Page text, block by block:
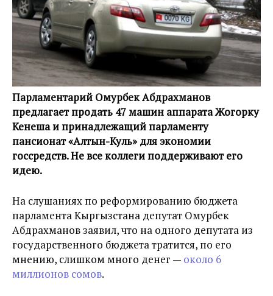
Парламентарий Омурбек Абдрахманов
предлагает продать 47 машин аппарата Жогорку
Кенеша и принадлежащий парламенту
пансионат «Алтын-Куль» для экономии
госсредств. Не все коллеги поддерживают его
идею.
На слушаниях по реформированию бюджета
парламента Кыргызстана депутат Омурбек
Абдрахманов заявил, что на одного депутата из
государственного бюджета тратится, по его
мнению, слишком много денег — около 6
миллионов сомов.